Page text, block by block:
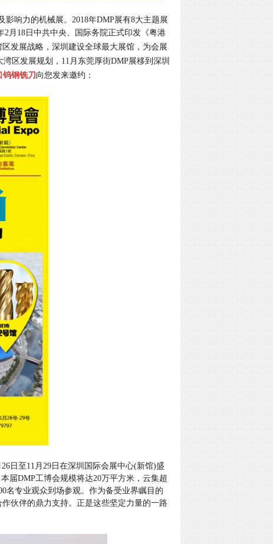
响力的机械展。2018年DMP展有8大主题展
2月18日中共中央、国际务院正式印发《粤港
发展战略，深圳建设全球最大展馆，为会展
区发展规划，11月东莞厚街DMP展移到深圳
钨钢铣刀向您发来邀约：
日至11月29日在深圳国际会展中心(新馆)盛
届DMP工博会规模将达20万平方米，云集超
名专业观众到场参观。作为备受业界瞩目的
伙伴的鼎力支持。正是这些坚定力量的一路